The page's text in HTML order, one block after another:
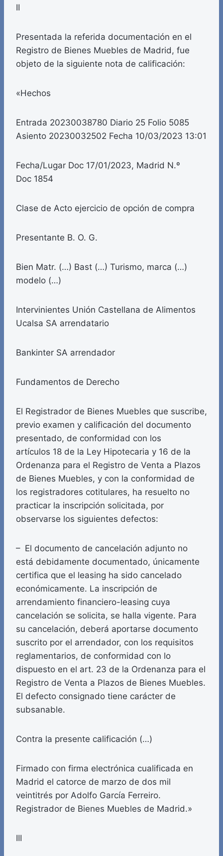
II
Presentada la referida documentación en el
Registro de Bienes Muebles de Madrid, fue
objeto de la siguiente nota de calificación:
«Hechos
Entrada 20230038780 Diario 25 Folio 5085
Asiento 20230032502 Fecha 10/03/2023 13:01
Fecha/Lugar Doc 17/01/2023, Madrid N.º
Doc 1854
Clase de Acto ejercicio de opción de compra
Presentante B. O. G.
Bien Matr. (…) Bast (…) Turismo, marca (…)
modelo (…)
Intervinientes Unión Castellana de Alimentos
Ucalsa SA arrendatario
Bankinter SA arrendador
Fundamentos de Derecho
El Registrador de Bienes Muebles que suscribe,
previo examen y calificación del documento
presentado, de conformidad con los
artículos 18 de la Ley Hipotecaria y 16 de la
Ordenanza para el Registro de Venta a Plazos
de Bienes Muebles, y con la conformidad de
los registradores cotitulares, ha resuelto no
practicar la inscripción solicitada, por
observarse los siguientes defectos:
– El documento de cancelación adjunto no
está debidamente documentado, únicamente
certifica que el leasing ha sido cancelado
económicamente. La inscripción de
arrendamiento financiero-leasing cuya
cancelación se solicita, se halla vigente. Para
su cancelación, deberá aportarse documento
suscrito por el arrendador, con los requisitos
reglamentarios, de conformidad con lo
dispuesto en el art. 23 de la Ordenanza para el
Registro de Venta a Plazos de Bienes Muebles.
El defecto consignado tiene carácter de
subsanable.
Contra la presente calificación (…)
Firmado con firma electrónica cualificada en
Madrid el catorce de marzo de dos mil
veintitrés por Adolfo García Ferreiro.
Registrador de Bienes Muebles de Madrid.»
III